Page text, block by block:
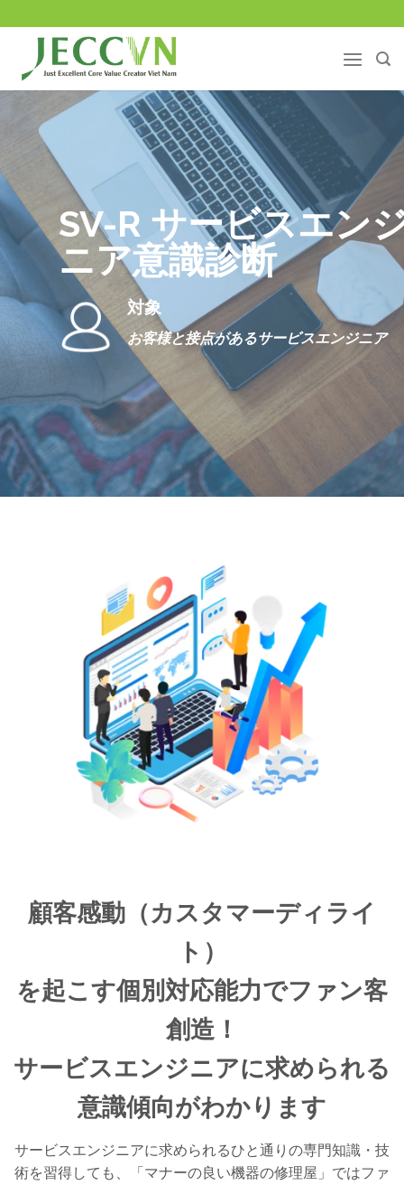
to
content
SV-R サービスエン
ニア意識診断
対象
お客様と接点があるサービスエンジニア
顧客感動（カスタマーディライ
ト）
を起こす個別対応能力でファン客
創造！
サービスエンジニアに求められる
意識傾向がわかります
サービスエンジニアに求められるひと通りの専門知識・技
術を習得しても、「マナーの良い機器の修理屋」ではファ